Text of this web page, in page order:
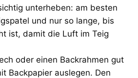
unterheben: am besten
und nur so lange, bis
ist, damit die Luft im Teig
oder einen Backrahmen gut
Backpapier auslegen. Den